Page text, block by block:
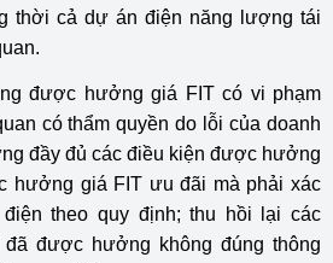
thời cả dự án điện năng lượng tái
được hưởng giá FIT có vi phạm
có thẩm quyền do lỗi của doanh
đầy đủ các điều kiện được hưởng
hưởng giá FIT ưu đãi mà phải xác
theo quy định; thu hồi lại các
được hưởng không đúng thông